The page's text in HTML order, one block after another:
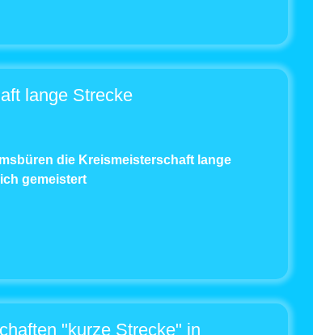
lange Strecke
die Kreismeisterschaft lange
gemeistert
"kurze Strecke" in